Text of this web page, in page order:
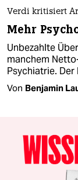
Verdi kritisiert
Mehr
Unbezahlte
manchem
Psychiatrie.
Von Benjamin